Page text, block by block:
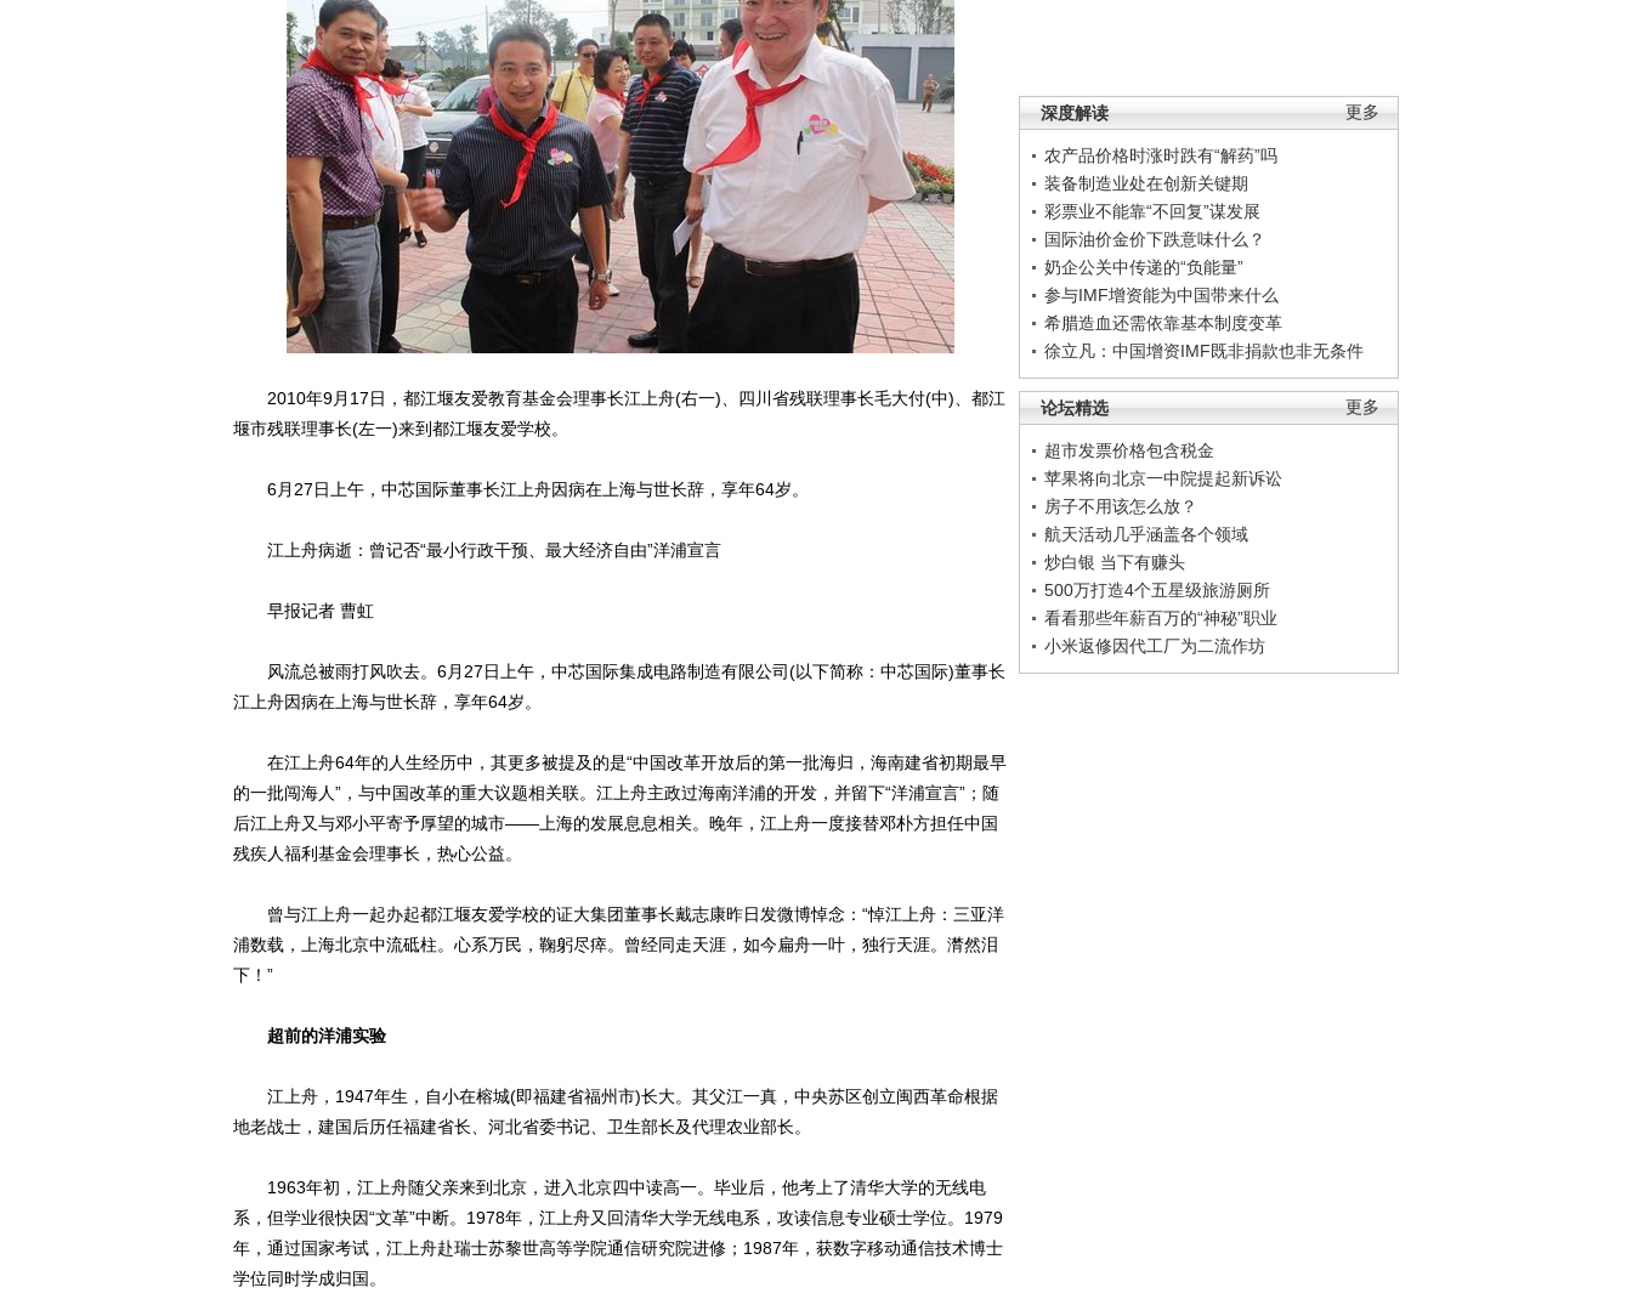
更多
深度解读
农产品价格时涨时跌有“解药”吗
装备制造业处在创新关键期
彩票业不能靠“不回复”谋发展
国际油价金价下跌意味什么？
奶企公关中传递的“负能量”
参与IMF增资能为中国带来什么
希腊造血还需依靠基本制度变革
徐立凡：中国增资IMF既非捐款也非无条件
更多
论坛精选
超市发票价格包含税金
苹果将向北京一中院提起新诉讼
房子不用该怎么放？
航天活动几乎涵盖各个领域
炒白银 当下有赚头
500万打造4个五星级旅游厕所
看看那些年薪百万的“神秘”职业
小米返修因代工厂为二流作坊
2010年9月17日，都江堰友爱教育基金会理事长江上舟(右一)、四川省残联理事长毛大付(中)、都江
堰市残联理事长(左一)来到都江堰友爱学校。
6月27日上午，中芯国际董事长江上舟因病在上海与世长辞，享年64岁。
江上舟病逝：曾记否“最小行政干预、最大经济自由”洋浦宣言
早报记者 曹虹
风流总被雨打风吹去。6月27日上午，中芯国际集成电路制造有限公司(以下简称：中芯国际)董事长
江上舟因病在上海与世长辞，享年64岁。
在江上舟64年的人生经历中，其更多被提及的是“中国改革开放后的第一批海归，海南建省初期最早
的一批闯海人”，与中国改革的重大议题相关联。江上舟主政过海南洋浦的开发，并留下“洋浦宣言”；随
后江上舟又与邓小平寄予厚望的城市——上海的发展息息相关。晚年，江上舟一度接替邓朴方担任中国
残疾人福利基金会理事长，热心公益。
曾与江上舟一起办起都江堰友爱学校的证大集团董事长戴志康昨日发微博悼念：“悼江上舟：三亚洋
浦数载，上海北京中流砥柱。心系万民，鞠躬尽瘁。曾经同走天涯，如今扁舟一叶，独行天涯。潸然泪
下！”
超前的洋浦实验
江上舟，1947年生，自小在榕城(即福建省福州市)长大。其父江一真，中央苏区创立闽西革命根据
地老战士，建国后历任福建省长、河北省委书记、卫生部长及代理农业部长。
1963年初，江上舟随父亲来到北京，进入北京四中读高一。毕业后，他考上了清华大学的无线电
系，但学业很快因“文革”中断。1978年，江上舟又回清华大学无线电系，攻读信息专业硕士学位。1979
年，通过国家考试，江上舟赴瑞士苏黎世高等学院通信研究院进修；1987年，获数字移动通信技术博士
学位同时学成归国。